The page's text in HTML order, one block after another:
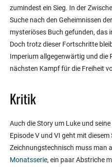
zumindest ein Sieg. In der
Suche nach den Geheimnissen
mysteriöses Buch gefunden, das
Doch trotz dieser Fortschritte
Imperium allgegenwärtig und die
nächsten Kampf für die Freiheit
Kritik
Auch die Story um Luke und
Episode V und VI geht mit
Zeichnungstechnisch muss man
Monatsserie, ein paar Abstriche